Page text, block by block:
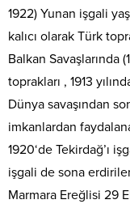
1922) Yunan işgali
kalıcı olarak Türk
Balkan Savaşlarında
toprakları , 1913
Dünya savaşından
imkanlardan
1920‘de Tekirdağ’ı
işgali de sona
Marmara Ereğlisi 29